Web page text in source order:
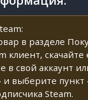
в разделе
клиент,
в свой аккаунт
выберите пункт
Steam.